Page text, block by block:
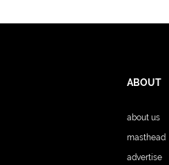
ABOUT
about us
masthead
advertise